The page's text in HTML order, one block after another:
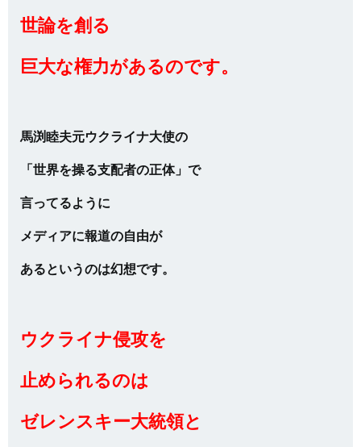
世論を創る
巨大な権力があるのです。
馬渕睦夫元ウクライナ大使の
「世界を操る支配者の正体」で
言ってるように
メディアに報道の自由が
あるというのは幻想です。
ウクライナ侵攻を
止められるのは
ゼレンスキー大統領と